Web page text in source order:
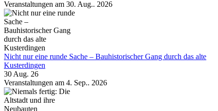
Veranstaltungen am 30. Aug.. 2026
Nicht nur eine runde Sache – Bauhistorischer Gang durch das alte
Kusterdingen
30 Aug. 26
Veranstaltungen am 4. Sep.. 2026